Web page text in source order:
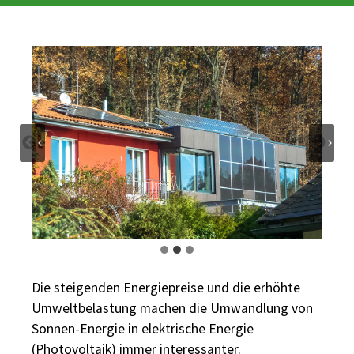
Die steigenden Energiepreise und die erhöhte
Umweltbelastung machen die Umwandlung von
Sonnen-Energie in elektrische Energie
(Photovoltaik) immer interessanter.